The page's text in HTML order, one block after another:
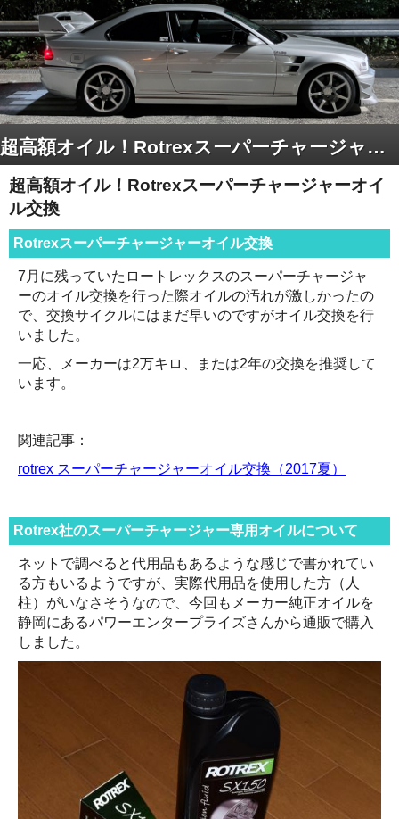
超高額オイル！Rotrexスーパーチャージャーオイル交換
超高額オイル！Rotrexスーパーチャージャーオイ
ル交換
Rotrexスーパーチャージャーオイル交換
7月に残っていたロートレックスのスーパーチャージャ
ーのオイル交換を行った際オイルの汚れが激しかったの
で、交換サイクルにはまだ早いのですがオイル交換を行
いました。
一応、メーカーは2万キロ、または2年の交換を推奨して
います。
関連記事：
rotrex スーパーチャージャーオイル交換（2017夏）
Rotrex社のスーパーチャージャー専用オイルについて
ネットで調べると代用品もあるような感じで書かれてい
る方もいるようですが、実際代用品を使用した方（人
柱）がいなさそうなので、今回もメーカー純正オイルを
静岡にあるパワーエンタープライズさんから通販で購入
しました。